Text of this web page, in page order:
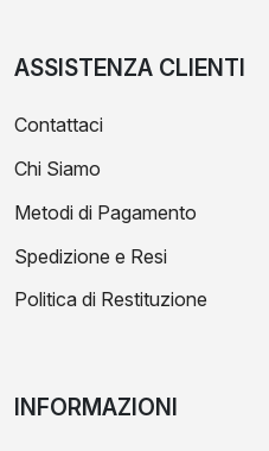
ASSISTENZA CLIENTI
Contattaci
Chi Siamo
Metodi di Pagamento
Spedizione e Resi
Politica di Restituzione
INFORMAZIONI